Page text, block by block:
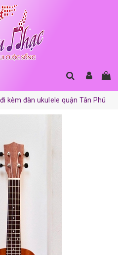
kèm đàn ukulele quận Tân Phú